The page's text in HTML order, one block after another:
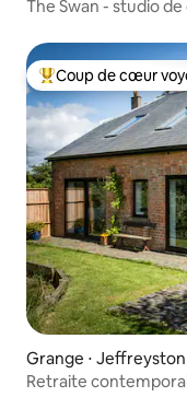
The Swan - studio
Coups de cœur
Coup de cœur
Grange ⋅ Jeffreyston
Retraite